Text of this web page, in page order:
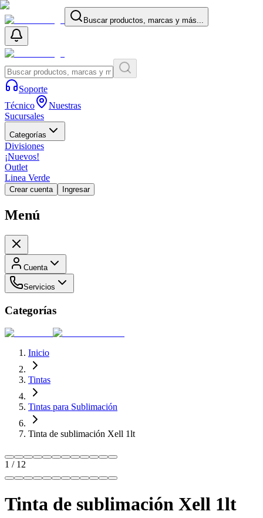
Buscar productos, marcas y más...
Soporte
Técnico
Nuestras
Sucursales
Categorías
Divisiones
¡Nuevos!
Outlet
Linea Verde
Crear cuenta Ingresar
Menú
Cuenta
Servicios
Categorías
Inicio
Tintas
Tintas para Sublimación
Tinta de sublimación Xell 1lt
1 / 12
Tinta de sublimación Xell 1lt